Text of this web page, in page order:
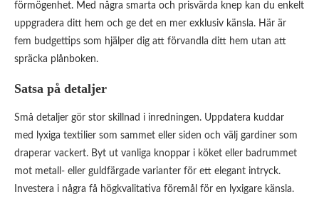
förmögenhet. Med några smarta och prisvärda knep kan du enkelt
uppgradera ditt hem och ge det en mer exklusiv känsla. Här är
fem budgettips som hjälper dig att förvandla ditt hem utan att
spräcka plånboken.
Satsa på detaljer
Små detaljer gör stor skillnad i inredningen. Uppdatera kuddar
med lyxiga textilier som sammet eller siden och välj gardiner som
draperar vackert. Byt ut vanliga knoppar i köket eller badrummet
mot metall- eller guldfärgade varianter för ett elegant intryck.
Investera i några få högkvalitativa föremål för en lyxigare känsla.